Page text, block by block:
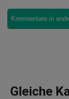
Kommentare in
Gleiche